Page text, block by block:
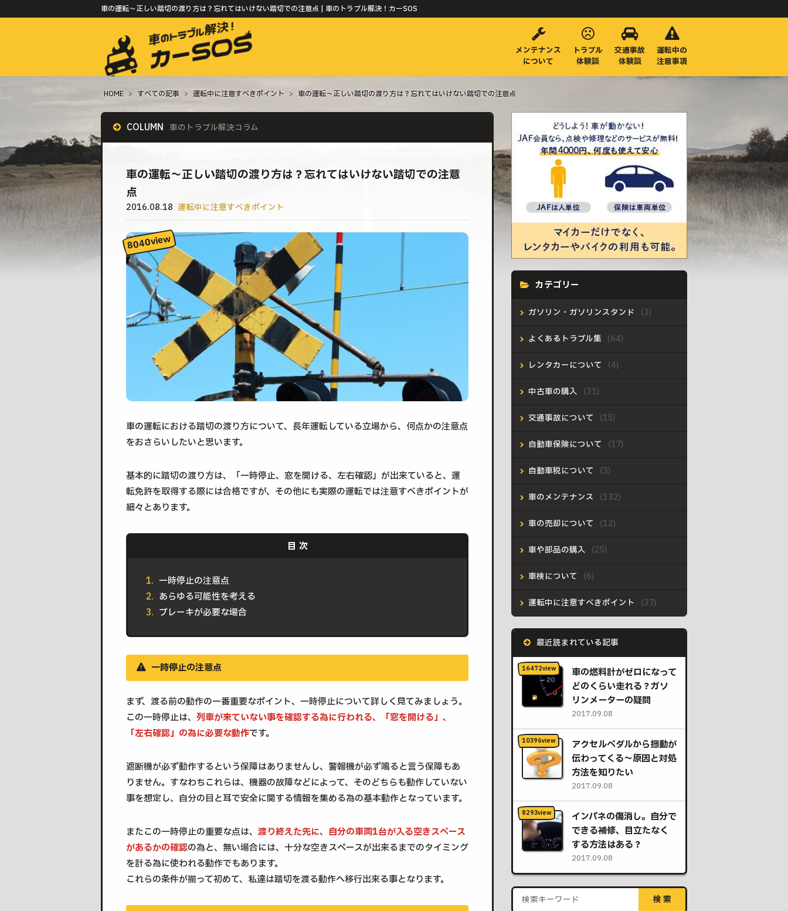
車の運転〜正しい踏切の渡り方は？忘れてはいけない踏切での注意点 | 車のトラブル解決！カーSOS
メンテナンス
について
トラブル
体験談
交通事故
体験談
運転中の
注意事項
HOME > すべての記事 > 運転中に注意すべきポイント > 車の運転〜正しい踏切の渡り方は？忘れてはいけない踏切での注意点
COLUMN 車のトラブル解決コラム
車の運転〜正しい踏切の渡り方は？忘れてはいけない踏切での注意
点
2016.08.18 運転中に注意すべきポイント
車の運転における踏切の渡り方について、長年運転している立場から、何点かの注意点
をおさらいしたいと思います。
基本的に踏切の渡り方は、「一時停止、窓を開ける、左右確認」が出来ていると、運
転免許を取得する際には合格ですが、その他にも実際の運転では注意すべきポイントが
細々とあります。
一時停止の注意点
あらゆる可能性を考える
ブレーキが必要な場合
一時停止の注意点
まず、渡る前の動作の一番重要なポイント、一時停止について詳しく見てみましょう。
この一時停止は、 列車が来ていない事を確認する為に行われる、「窓を開ける」、
「左右確認」の為に必要な動作です。
遮断機が必ず動作するという保障はありませんし、警報機が必ず鳴ると言う保障もあ
りません。すなわちこれらは、機器の故障などによって、そのどちらも動作していない
事を想定し、自分の目と耳で安全に関する情報を集める為の基本動作となっています。
またこの一時停止の重要な点は、 渡り終えた先に、自分の車両1台が入る空きスペース
があるかの確認の為と、無い場合には、十分な空きスペースが出来るまでのタイミング
を計る為に使われる動作でもあります。
これらの条件が揃って初めて、私達は踏切を渡る動作へ移行出来る事となります。
カテゴリー
ガソリン・ガソリンスタンド
よくあるトラブル集
レンタカーについて
中古車の購入
交通事故について
自動車保険について
自動車税について
車のメンテナンス
車の売却について
車や部品の購入
車検について
運転中に注意すべきポイント
最近読まれている記事
車の燃料計がゼロになって
どのくらい走れる？ガソ
リンメーターの疑問
2017.09.08
アクセルペダルから振動が
伝わってくる〜原因と対処
方法を知りたい
2017.09.08
インパネの傷消し。自分で
できる補修、目立たなく
する方法はある？
2017.09.08